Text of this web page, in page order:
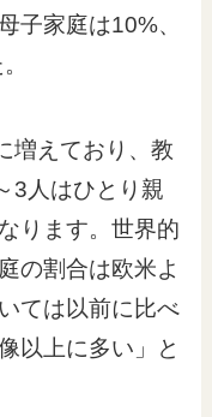
子家庭は10%、
増えており、教
3人はひとり親
ります。世界的
の割合は欧米よ
ては以前に比べ
以上に多い」と